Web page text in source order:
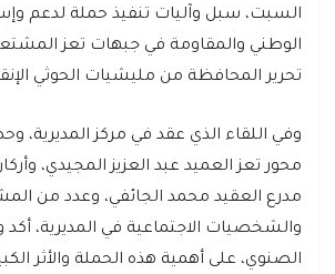
السبت، سبل وآليات تنفيذ حملة لدعم
الوطني والمقاومة في جبهات تعز
تحرير المحافظة من مليشيات الحوثي
وفي اللقاء الذي عقد في مركز المديرية،
مدرع العقيد محمد الجائفي، وعدد من
والشخصيات الاجتماعية في المديرية،
الصنوي، على أهمية هذه الحملة والأثر